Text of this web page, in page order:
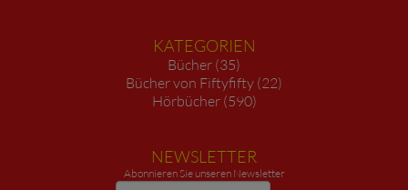
KATEGORIEN
Bücher (35)
Bücher von Fiftyfifty (22)
Hörbücher (590)
NEWSLETTER
Abonnieren Sie unseren Newsletter